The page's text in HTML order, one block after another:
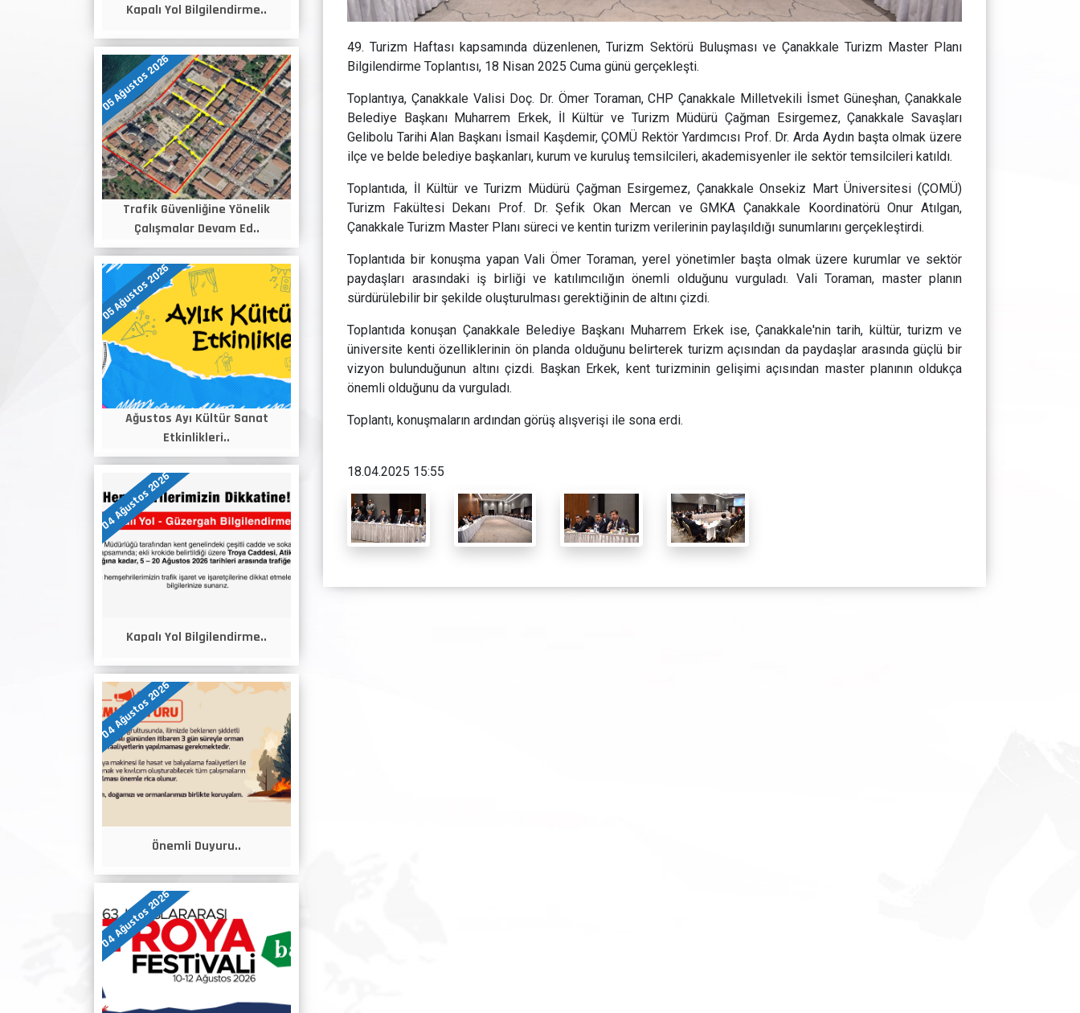
Kapalı Yol Bilgilendirme..
05 Ağustos 2026
Trafik Güvenliğine Yönelik
Çalışmalar Devam Ed..
05 Ağustos 2026
Ağustos Ayı Kültür Sanat
Etkinlikleri..
04 Ağustos 2026
Kapalı Yol Bilgilendirme..
04 Ağustos 2026
Önemli Duyuru..
04 Ağustos 2026
49. Turizm Haftası kapsamında düzenlenen, Turizm Sektörü Buluşması ve Çanakkale Turizm Master Planı
Bilgilendirme Toplantısı, 18 Nisan 2025 Cuma günü gerçekleşti.
Toplantıya, Çanakkale Valisi Doç. Dr. Ömer Toraman, CHP Çanakkale Milletvekili İsmet Güneşhan, Çanakkale
Belediye Başkanı Muharrem Erkek, İl Kültür ve Turizm Müdürü Çağman Esirgemez, Çanakkale Savaşları
Gelibolu Tarihi Alan Başkanı İsmail Kaşdemir, ÇOMÜ Rektör Yardımcısı Prof. Dr. Arda Aydın başta olmak üzere
ilçe ve belde belediye başkanları, kurum ve kuruluş temsilcileri, akademisyenler ile sektör temsilcileri katıldı.
Toplantıda, İl Kültür ve Turizm Müdürü Çağman Esirgemez, Çanakkale Onsekiz Mart Üniversitesi (ÇOMÜ)
Turizm Fakültesi Dekanı Prof. Dr. Şefik Okan Mercan ve GMKA Çanakkale Koordinatörü Onur Atılgan,
Çanakkale Turizm Master Planı süreci ve kentin turizm verilerinin paylaşıldığı sunumlarını gerçekleştirdi.
Toplantıda bir konuşma yapan Vali Ömer Toraman, yerel yönetimler başta olmak üzere kurumlar ve sektör
paydaşları arasındaki iş birliği ve katılımcılığın önemli olduğunu vurguladı. Vali Toraman, master planın
sürdürülebilir bir şekilde oluşturulması gerektiğinin de altını çizdi.
Toplantıda konuşan Çanakkale Belediye Başkanı Muharrem Erkek ise, Çanakkale'nin tarih, kültür, turizm ve
üniversite kenti özelliklerinin ön planda olduğunu belirterek turizm açısından da paydaşlar arasında güçlü bir
vizyon bulunduğunun altını çizdi. Başkan Erkek, kent turizminin gelişimi açısından master planının oldukça
önemli olduğunu da vurguladı.
Toplantı, konuşmaların ardından görüş alışverişi ile sona erdi.
18.04.2025 15:55